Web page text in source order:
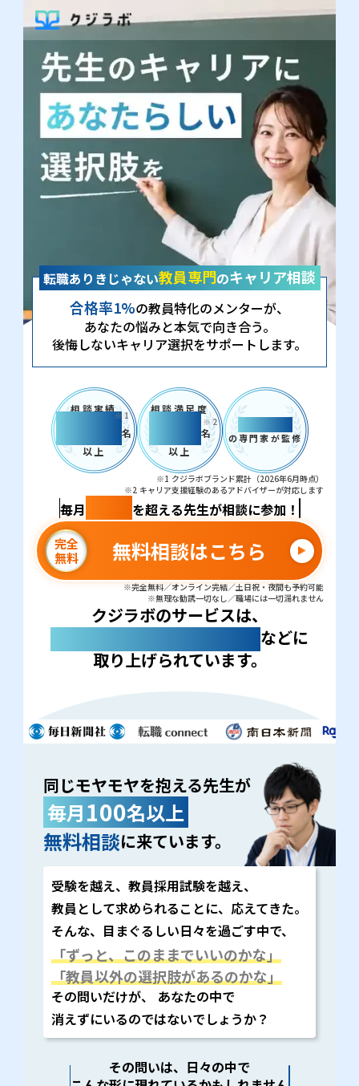
転職ありきじゃない教員専門のキャリア相談
合格率1%の教員特化のメンターが、
あなたの悩みと本気で向き合う。
後悔しないキャリア選択をサポートします。
相談実績
5,000 名
以上
※1 相談満足度
名
以上
※2
の専門家が監修
※1 クジラボブランド累計（2026年6月時点）
※2 キャリア支援経験のあるアドバイザーが対応します
毎月 を超える先生が相談に参加！
完全
無料
無料相談はこちら
※完全無料／オンライン完結／土日祝・夜間も予約可能
※無理な勧誘一切なし／職場には一切漏れません
クジラボのサービスは、
などに
取り上げられています。
同じモヤモヤを抱える先生が
毎月100名以上
無料相談に来ています。
受験を越え、教員採用試験を越え、
教員として求められることに、応えてきた。
そんな、目まぐるしい日々を過ごす中で、
「ずっと、このままでいいのかな」
「教員以外の選択肢があるのかな」
その問いだけが、 あなたの中で
消えずにいるのではないでしょうか？
その問いは、日々の中で